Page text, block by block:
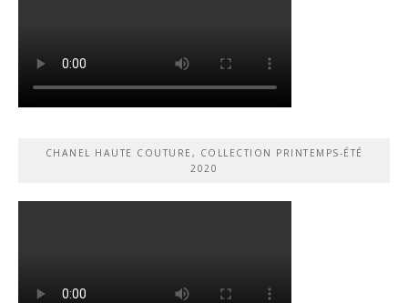
CHANEL HAUTE COUTURE, COLLECTION PRINTEMPS-ÉTÉ
2020